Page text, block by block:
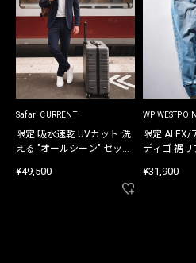
Safari CURRENT
限定 吸水速乾 UVカット 洗
える "オールシーン" セット
¥49,500
WP
限定 ALEX/
ディゴ 裾リ
¥31,900